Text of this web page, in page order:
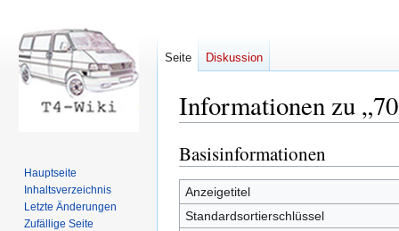
Informationen zu
Zur
Navigation
springen
Zur
Suche
springen
Basisinformationen
Anzeigetitel
Standardsortierschlüssel
Seite Diskussion
Hauptseite
Inhaltsverzeichnis
Letzte Änderungen
Zufällige Seite